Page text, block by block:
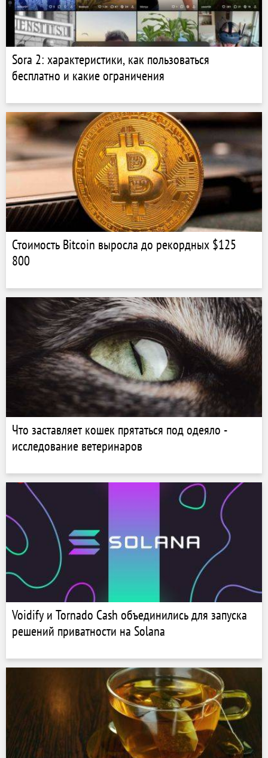
Sora 2: характеристики, как пользоваться
бесплатно и какие ограничения
Стоимость Bitcoin выросла до рекордных $125
800
Что заставляет кошек прятаться под одеяло -
исследование ветеринаров
Voidify и Tornado Cash объединились для запуска
решений приватности на Solana